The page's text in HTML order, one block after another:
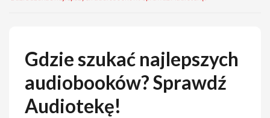
Gdzie szukać najlepszych
audiobooków? Sprawdź
Audiotekę!